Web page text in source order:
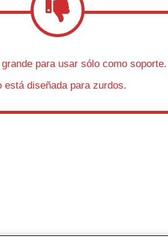
para usar sólo como soporte.
está diseñada para zurdos.